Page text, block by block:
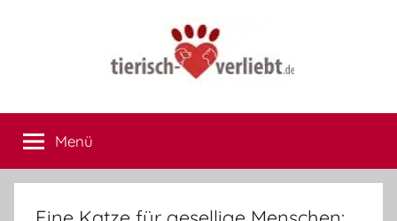
tierisch-
verliebt.de
sich
Herrchen
und
Frauchen
Menü